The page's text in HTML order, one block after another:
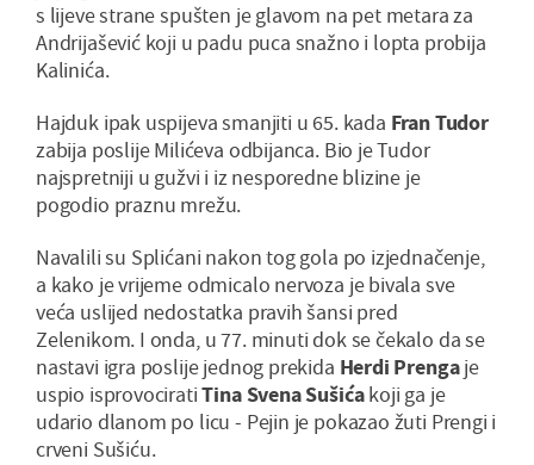
s lijeve strane spušten je glavom na pet metara za
Andrijašević koji u padu puca snažno i lopta probija
Kalinića.
Hajduk ipak uspijeva smanjiti u 65. kada Fran Tudor
zabija poslije Milićeva odbijanca. Bio je Tudor
najspretniji u gužvi i iz nesporedne blizine je
pogodio praznu mrežu.
Navalili su Splićani nakon tog gola po izjednačenje,
a kako je vrijeme odmicalo nervoza je bivala sve
veća uslijed nedostatka pravih šansi pred
Zelenikom. I onda, u 77. minuti dok se čekalo da se
nastavi igra poslije jednog prekida Herdi Prengaje
uspio isprovociratiTina Svena Sušićakoji ga je
udario dlanom po licu - Pejin je pokazao žuti Prengi i
crveni Sušiću.